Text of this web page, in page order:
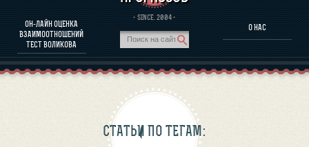
ОН-ЛАЙН ОЦЕНКА
ВЗАИМООТНОШЕНИЙ
ТЕСТ ВОЛИКОВА
· SINCE. 2004 ·
О НАС
О ПРОГРАММЕ
ПРОГНОЗЫ И АНАЛИТИКА
СТАТЬИ ПО ТЕГАМ: